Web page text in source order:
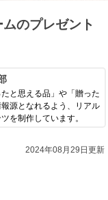
のプレゼント
と思える品」や「贈った
源となれるよう、リアル
を制作しています。
2024年08月29日更新